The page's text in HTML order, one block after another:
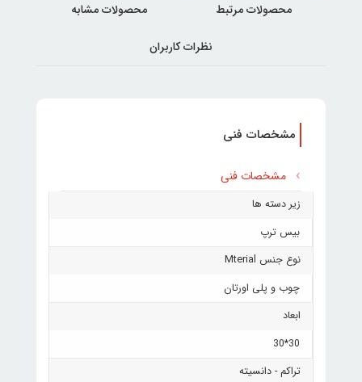
محصولات مرتبط محصولات مشابه
نظرات کاربران
مشخصات فنی
مشخصات فنی
زیر دسته ها
بیس ترپ
نوع جنس Mterial
چوب و پلی اورتان
ابعاد
30*30
تراکم - دانسیته